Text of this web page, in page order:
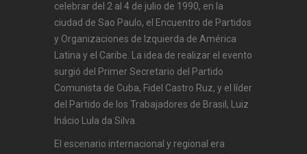
celebrar del 2 al 4 de julio de 1990, en la
ciudad de Sao Paulo, el Encuentro de Partidos
y Organizaciones de Izquierda de América
Latina y el Caribe. La idea de realizar el evento
surgió del Primer Secretario del Partido
Comunista de Cuba, Fidel Castro Ruz, y el líder
del Partido de los Trabajadores de Brasil, Luiz
Inácio Lula da Silva.
El escenario internacional y regional era